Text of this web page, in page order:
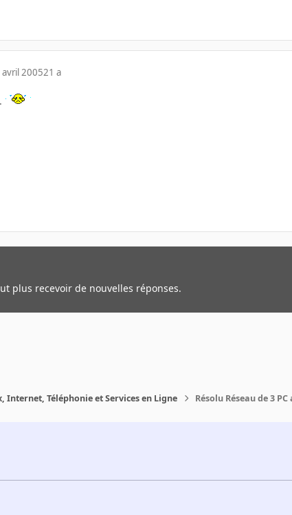
avril 200521 a
plus recevoir de nouvelles réponses.
Internet, Téléphonie et Services en Ligne Résolu Réseau de 3